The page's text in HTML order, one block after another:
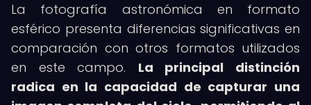
La fotografía astronómica en formato
esférico presenta diferencias significativas en
comparación con otros formatos utilizados
en este campo. La principal distinción
radica en la capacidad de capturar una